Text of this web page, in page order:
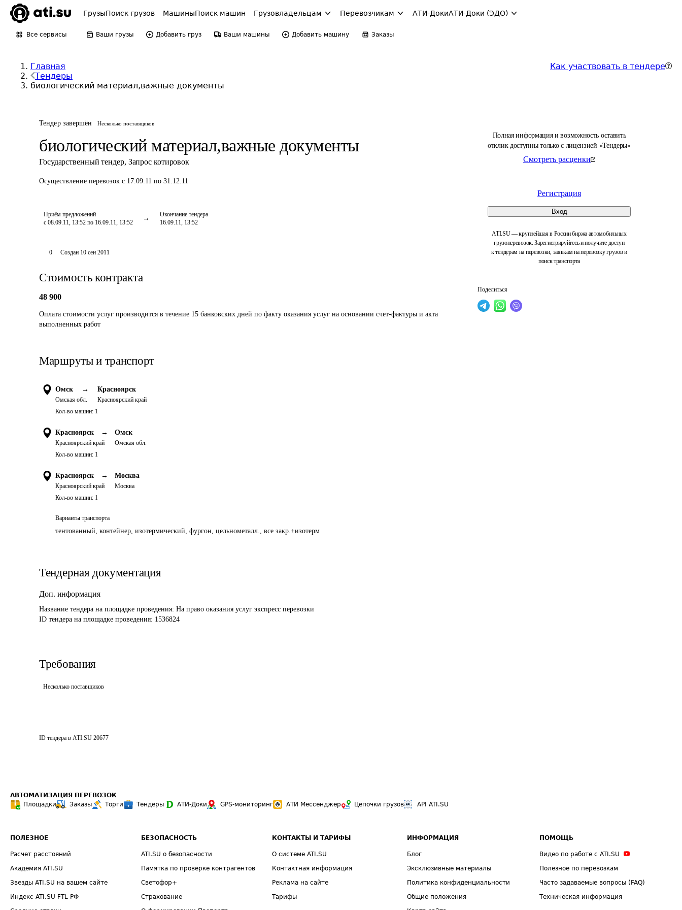
ГрузыПоиск грузов МашиныПоиск машин Грузовладельцам Перевозчикам АТИ-ДокиАТИ-Доки (ЭДО)
Все сервисы Ваши грузы Добавить груз Ваши машины Добавить машину Заказы
Главная
Тендеры
биологический материал,важные документы
Как участвовать в тендере
Тендер завершён Несколько поставщиков
биологический материал,важные документы
Государственный тендер, Запрос котировок
Осуществление перевозок с 17.09.11 по 31.12.11
Приём предложений
с 08.09.11, 13:52 по 16.09.11, 13:52
Окончание тендера
16.09.11, 13:52
Полная информация и возможность оставить
отклик доступны только с лицензией «Тендеры»
Смотреть расценки
Регистрация
Вход
ATI.SU — крупнейшая в России биржа автомобильных
грузоперевозок. Зарегистрируйтесь и получите доступ
к тендерам на перевозки, заявкам на перевозку грузов и
поиск транспорта
Поделиться
0 Создан 10 сен 2011
Стоимость контракта
48 900
Оплата стоимости услуг производится в течение 15 банковских дней по факту оказания услуг на основании счет-фактуры и акта
выполненных работ
Маршруты и транспорт
Омск →
Омская обл.
Красноярск
Красноярский край
Кол-во машин: 1
Красноярск →
Красноярский край
Омск
Омская обл.
Кол-во машин: 1
Красноярск →
Красноярский край
Москва
Москва
Кол-во машин: 1
Варианты транспорта
тентованный, контейнер, изотермический, фургон, цельнометалл., все закр.+изотерм
Тендерная документация
Доп. информация
Название тендера на площадке проведения: На право оказания услуг экспресс перевозки
ID тендера на площадке проведения: 1536824
Требования
Несколько поставщиков
ID тендера в ATI.SU 20677
АВТОМАТИЗАЦИЯ ПЕРЕВОЗОК
Площадки
Заказы Торги Тендеры АТИ-Доки GPS-мониторинг АТИ Мессенджер Цепочки грузов API ATI.SU
ПОЛЕЗНОЕ
Расчет расстояний
Академия ATI.SU
Звезды ATI.SU на вашем сайте
Индекс ATI.SU FTL РФ
БЕЗОПАСНОСТЬ
ATI.SU о безопасности
Памятка по проверке контрагентов
Светофор+
Страхование
КОНТАКТЫ И ТАРИФЫ
О системе ATI.SU
Контактная информация
Реклама на сайте
Тарифы
ИНФОРМАЦИЯ
Блог
Эксклюзивные материалы
Политика конфиденциальности
Общие положения
ПОМОЩЬ
Видео по работе с ATI.SU
Полезное по перевозкам
Часто задаваемые вопросы (FAQ)
Техническая информация